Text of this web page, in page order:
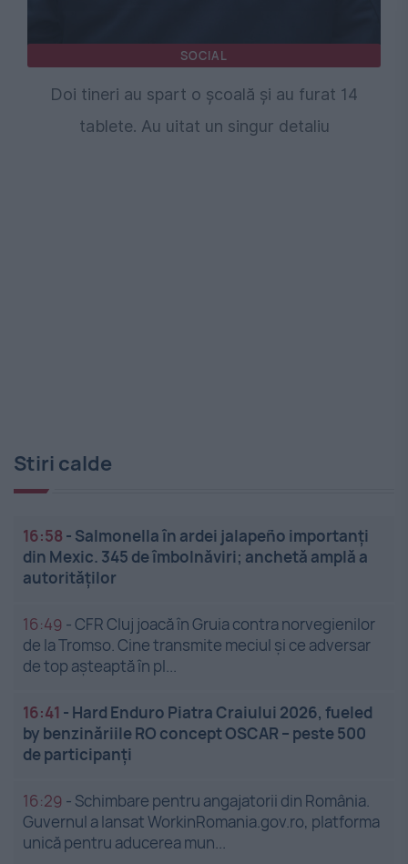
SOCIAL
Doi tineri au spart o școală și au furat 14
tablete. Au uitat un singur detaliu
Stiri calde
16:58 - Salmonella în ardei jalapeño importanți
din Mexic. 345 de îmbolnăviri; anchetă amplă a
autorităților
16:49 -CFR Cluj joacă în Gruia contra norvegienilor
de la Tromso. Cine transmite meciul și ce adversar
de top așteaptă în pl...
16:41 - Hard Enduro Piatra Craiului 2026, fueled
by benzinăriile RO concept OSCAR – peste 500
de participanți
16:29 - Schimbare pentru angajatorii din România.
Guvernul a lansat WorkinRomania.gov.ro, platforma
unică pentru aducerea mun...